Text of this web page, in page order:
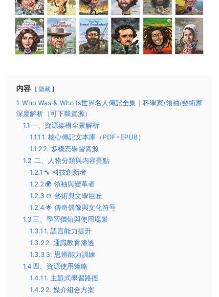
内容 隐藏
1 Who Was & Who Is世界名人傳記全集｜科學家/領袖/藝術家
深度解析（可下載資源）
1.1​一、資源架構全景解析​
1.1.1​1. 核心傳記文本庫（PDF+EPUB）​​
1.1.2 ​2. 多模态學習資源​
1.2 二、人物分類與内容亮點​
1.2.1 ​🔧 科技創新者​
1.2.2​🌍 領袖與變革者​
1.2.3 ​🎨 藝術與文學巨匠​
1.2.4​🌟 傳奇偶像與文化符号​
1.3 ​三、學習價值與使用場景​
1.3.1​1. 語言能力提升​
1.3.2 ​2. 通識教育滲透​
1.3.3 ​3. 思辨能力訓練​
1.4 ​四、資源使用策略​
1.4.1​1. 主題式學習路徑​
1.4.2 ​2. 媒介組合方案​